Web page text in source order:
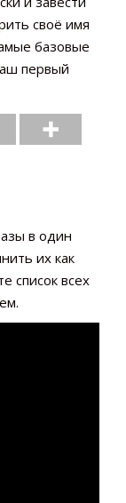
своё имя
базовые
первый
в один
их как
список всех